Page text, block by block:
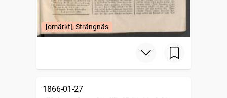
[omärkt], Strängnäs
1866-01-27